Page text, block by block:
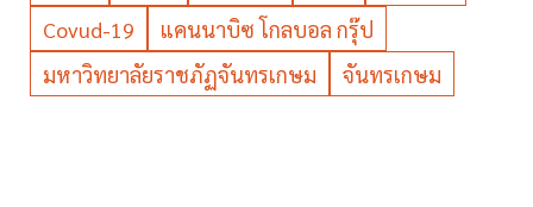
Covud-19
แคนนาบิซ โกลบอล กรุ๊ป
มหาวิทยาลัยราชภัฏจันทรเกษม
จันทรเกษม